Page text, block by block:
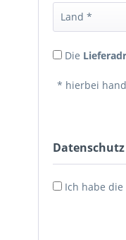
Die
* hierbei
Datenschutz
Ich habe die